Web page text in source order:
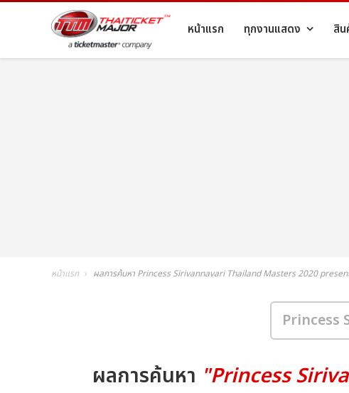
หน้าแรก ทุกงานแสดง สิน
หน้าแรก ผลการค้นหา Princess Sirivannavari Thailand Masters 2020
ผลการค้นหา "Princess